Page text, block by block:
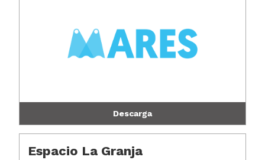
Descarga
Espacio La Granja